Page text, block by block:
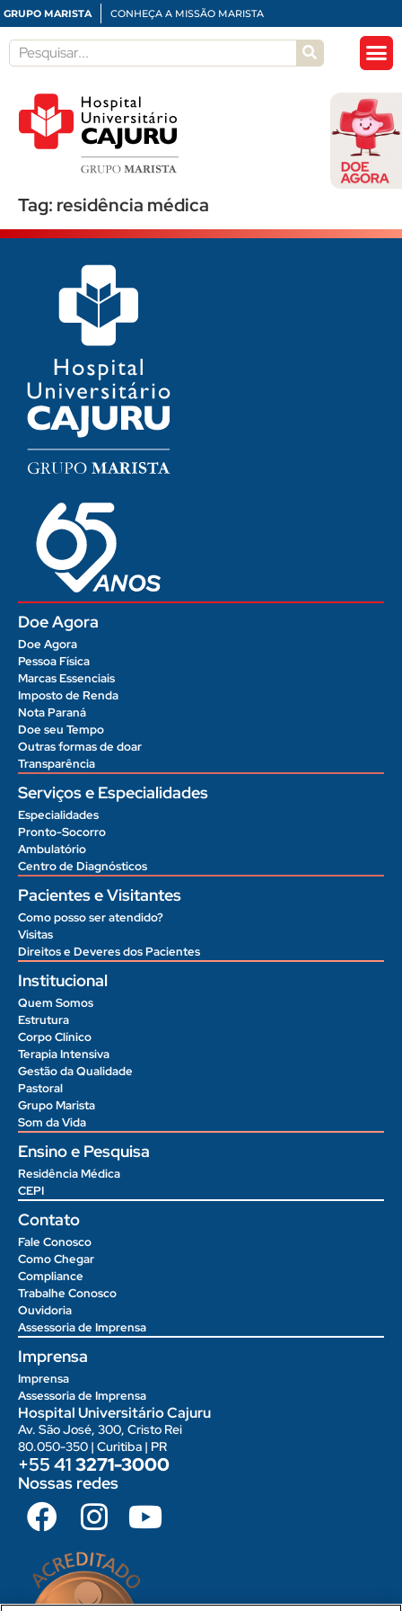
GRUPO MARISTA CONHEÇA A MISSÃO MARISTA
Tag: residência médica
Doe Agora
Doe Agora
Pessoa Física
Marcas Essenciais
Imposto de Renda
Nota Paraná
Doe seu Tempo
Outras formas de doar
Transparência
Serviços e Especialidades
Especialidades
Pronto-Socorro
Ambulatório
Centro de Diagnósticos
Pacientes e Visitantes
Como posso ser atendido?
Visitas
Direitos e Deveres dos Pacientes
Institucional
Quem Somos
Estrutura
Corpo Clínico
Terapia Intensiva
Gestão da Qualidade
Pastoral
Grupo Marista
Som da Vida
Ensino e Pesquisa
Residência Médica
CEPI
Contato
Fale Conosco
Como Chegar
Compliance
Trabalhe Conosco
Ouvidoria
Assessoria de Imprensa
Imprensa
Imprensa
Assessoria de Imprensa
Hospital Universitário Cajuru
Av. São José, 300, Cristo Rei
80.050-350 | Curitiba | PR
+55 413271-3000
Nossas redes